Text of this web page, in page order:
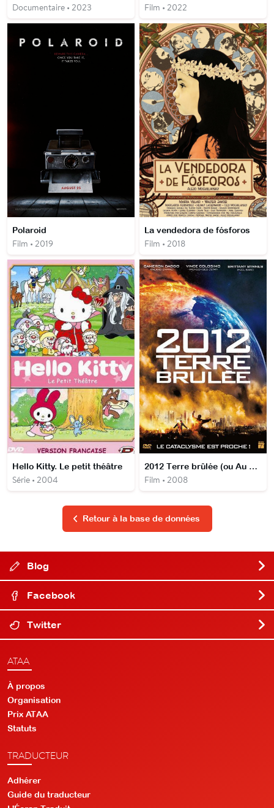
Documentaire • 2023 Film • 2022
Polaroid
Film • 2019
La vendedora de fósforos
Film • 2018
Hello Kitty. Le petit théâtre
Série • 2004
2012 Terre brûlée (ou Au cœur de la fournaise)
Film • 2008
Retour à la base de données
Blog
Facebook
Twitter
ATAA
À propos
Organisation
Prix ATAA
Statuts
TRADUCTEUR
Adhérer
Guide du traducteur